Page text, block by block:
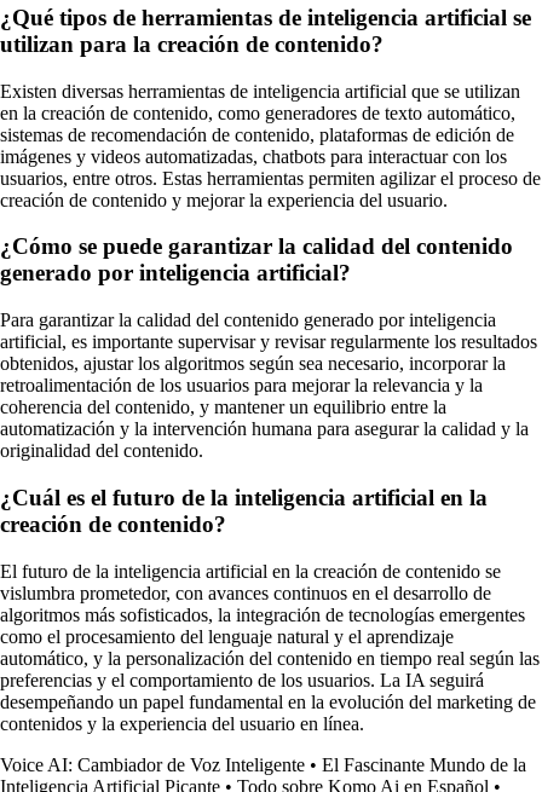
¿Qué tipos de herramientas de inteligencia artificial se
utilizan para la creación de contenido?
Existen diversas herramientas de inteligencia artificial que se utilizan
en la creación de contenido, como generadores de texto automático,
sistemas de recomendación de contenido, plataformas de edición de
imágenes y videos automatizadas, chatbots para interactuar con los
usuarios, entre otros. Estas herramientas permiten agilizar el proceso de
creación de contenido y mejorar la experiencia del usuario.
¿Cómo se puede garantizar la calidad del contenido
generado por inteligencia artificial?
Para garantizar la calidad del contenido generado por inteligencia
artificial, es importante supervisar y revisar regularmente los resultados
obtenidos, ajustar los algoritmos según sea necesario, incorporar la
retroalimentación de los usuarios para mejorar la relevancia y la
coherencia del contenido, y mantener un equilibrio entre la
automatización y la intervención humana para asegurar la calidad y la
originalidad del contenido.
¿Cuál es el futuro de la inteligencia artificial en la
creación de contenido?
El futuro de la inteligencia artificial en la creación de contenido se
vislumbra prometedor, con avances continuos en el desarrollo de
algoritmos más sofisticados, la integración de tecnologías emergentes
como el procesamiento del lenguaje natural y el aprendizaje
automático, y la personalización del contenido en tiempo real según las
preferencias y el comportamiento de los usuarios. La IA seguirá
desempeñando un papel fundamental en la evolución del marketing de
contenidos y la experiencia del usuario en línea.
Voice AI: Cambiador de Voz Inteligente • El Fascinante Mundo de la
Inteligencia Artificial Picante • Todo sobre Komo Ai en Español •